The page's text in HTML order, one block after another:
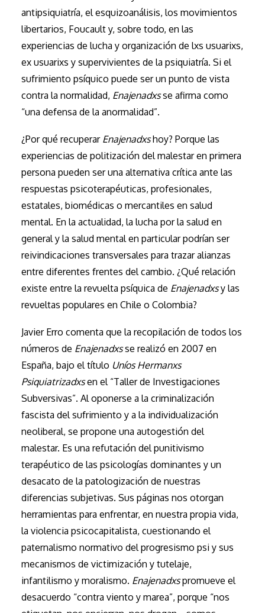
antipsiquiatría, el esquizoanálisis, los movimientos
libertarios, Foucault y, sobre todo, en las
experiencias de lucha y organización de lxs usuarixs,
ex usuarixs y supervivientes de la psiquiatría. Si el
sufrimiento psíquico puede ser un punto de vista
contra la normalidad, Enajenadxsse afirma como
“una defensa de la anormalidad”.
¿Por qué recuperar Enajenadxshoy? Porque las
experiencias de politización del malestar en primera
persona pueden ser una alternativa crítica ante las
respuestas psicoterapéuticas, profesionales,
estatales, biomédicas o mercantiles en salud
mental. En la actualidad, la lucha por la salud en
general y la salud mental en particular podrían ser
reivindicaciones transversales para trazar alianzas
entre diferentes frentes del cambio. ¿Qué relación
existe entre la revuelta psíquica de Enajenadxsy las
revueltas populares en Chile o Colombia?
Javier Erro comenta que la recopilación de todos los
números de Enajenadxsse realizó en 2007 en
España, bajo el título Uníos Hermanxs
Psiquiatrizadxsen el “Taller de Investigaciones
Subversivas”. Al oponerse a la criminalización
fascista del sufrimiento y a la individualización
neoliberal, se propone una autogestión del
malestar. Es una refutación del punitivismo
terapéutico de las psicologías dominantes y un
desacato de la patologización de nuestras
diferencias subjetivas. Sus páginas nos otorgan
herramientas para enfrentar, en nuestra propia vida,
la violencia psicocapitalista, cuestionando el
paternalismo normativo del progresismo psi y sus
mecanismos de victimización y tutelaje,
infantilismo y moralismo. Enajenadxspromueve el
desacuerdo “contra viento y marea”, porque “nos